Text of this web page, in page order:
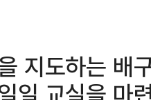
지도하는 배
일 교실을 마